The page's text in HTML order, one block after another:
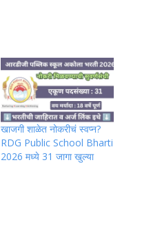
खाजगी शाळेत नोकरीचं स्वप्न?
RDG Public School Bharti
2026 मध्ये 31 जागा खुल्या